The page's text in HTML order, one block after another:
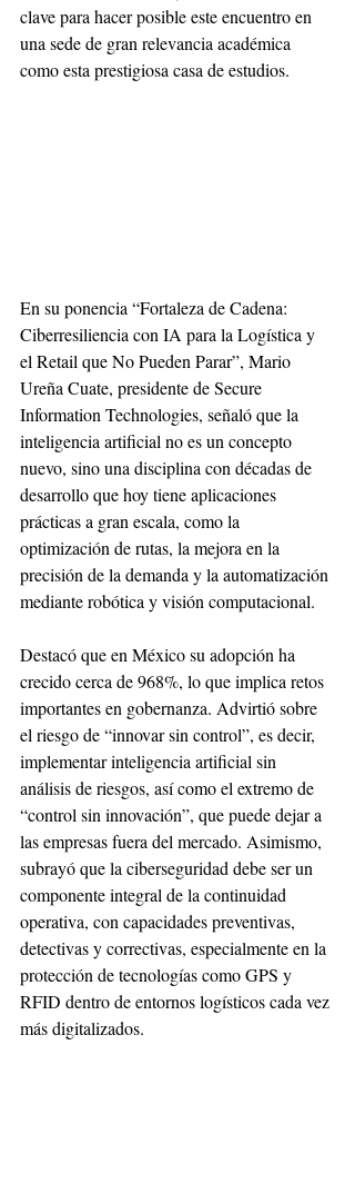
clave para hacer posible este encuentro en
una sede de gran relevancia académica
como esta prestigiosa casa de estudios.
En su ponencia “Fortaleza de Cadena:
Ciberresiliencia con IA para la Logística y
el Retail que No Pueden Parar”, Mario
Ureña Cuate, presidente de Secure
Information Technologies, señaló que la
inteligencia artificial no es un concepto
nuevo, sino una disciplina con décadas de
desarrollo que hoy tiene aplicaciones
prácticas a gran escala, como la
optimización de rutas, la mejora en la
precisión de la demanda y la automatización
mediante robótica y visión computacional.
Destacó que en México su adopción ha
crecido cerca de 968%, lo que implica retos
importantes en gobernanza. Advirtió sobre
el riesgo de “innovar sin control”, es decir,
implementar inteligencia artificial sin
análisis de riesgos, así como el extremo de
“control sin innovación”, que puede dejar a
las empresas fuera del mercado. Asimismo,
subrayó que la ciberseguridad debe ser un
componente integral de la continuidad
operativa, con capacidades preventivas,
detectivas y correctivas, especialmente en la
protección de tecnologías como GPS y
RFID dentro de entornos logísticos cada vez
más digitalizados.